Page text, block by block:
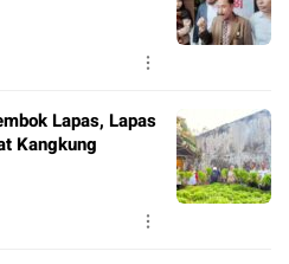
Lapas, Lapas
Kangkung